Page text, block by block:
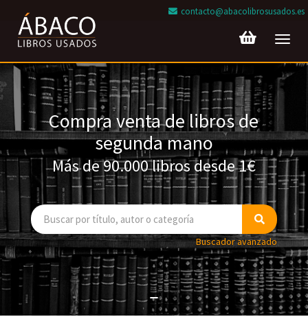
contacto@abacolibrosusados.es
Compra venta de libros de
segunda mano
Más de 90.000 libros desde 1€
Buscador avanzado